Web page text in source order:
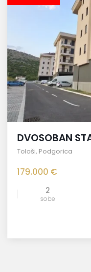
DVOSOBAN
Tološi, Podgorica
179.000 €
2
sobe